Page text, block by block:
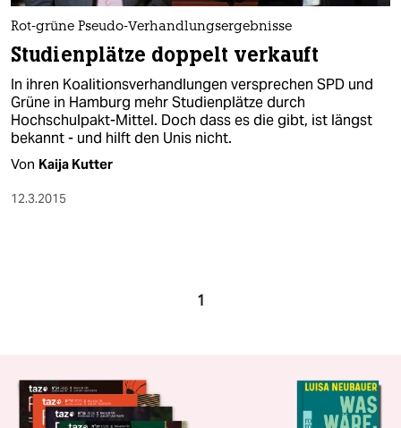
Rot-grüne Pseudo-Verhandlungsergebnisse
Studienplätze doppelt verkauft
In ihren Koalitionsverhandlungen versprechen SPD und
Grüne in Hamburg mehr Studienplätze durch
Hochschulpakt-Mittel. Doch dass es die gibt, ist längst
bekannt - und hilft den Unis nicht.
Von Kaija Kutter
12.3.2015
1